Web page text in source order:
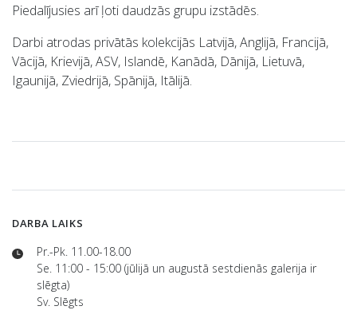
Piedalījusies arī ļoti daudzās grupu izstādēs.
Darbi atrodas privātās kolekcijās Latvijā, Anglijā, Francijā,
Vācijā, Krievijā, ASV, Islandē, Kanādā, Dānijā, Lietuvā,
Igaunijā, Zviedrijā, Spānijā, Itālijā.
DARBA LAIKS
Pr.-Pk. 11.00-18.00
Se. 11:00 - 15:00 (jūlijā un augustā sestdienās galerija ir
slēgta)
Sv. Slēgts